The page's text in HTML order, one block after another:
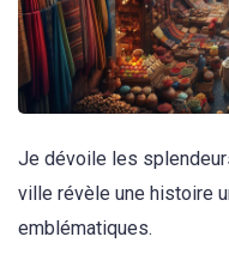
Je dévoile les
ville révèle une histoire
emblématiques.